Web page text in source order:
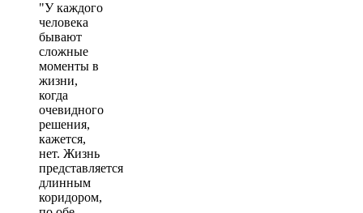
У каждого
человека
бывают
сложные
моменты в
жизни,
когда
очевидного
решения,
кажется,
нет. Жизнь
представляется
длинным
коридором,